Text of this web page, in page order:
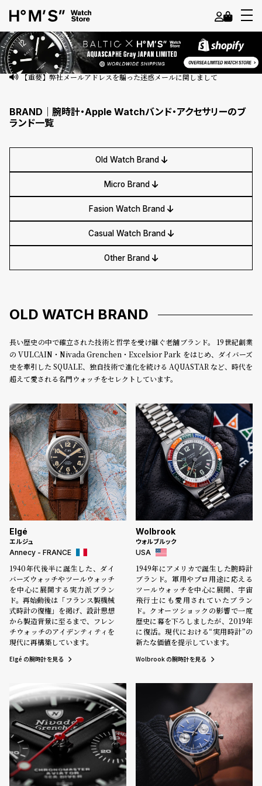
よ
う
こ
ゲ
ト
グ
ン
会
登
#Tags
ッ
ク
ア
ッ
プ
ル
ウ
ォ
ッ
チ
ニ
ュ
ヴ
ィ
ヴ
ィ
ア
ン
ス
ト
ウ
ッ
ド
ク
ノ
【重要】弊社メールアドレスを騙った迷惑メールに関しまして
BRAND｜腕時計・Apple Watchバンド・アクセサリーのブ
ランド一覧
Old Watch Brand
Micro Brand
Fasion Watch Brand
Casual Watch Brand
Other Brand
OLD WATCH BRAND
長い歴史の中で確立された技術と哲学を受け継ぐ老舗ブランド。 19世紀創業
の VULCAIN・Nivada Grenchen・Excelsior Park をはじめ、ダイバーズ
史を牽引した SQUALE、独自技術で進化を続ける AQUASTAR など、時代を
超えて愛される名門ウォッチをセレクトしています。
Elgé
エルジュ
Annecy - FRANCE
1940年代後半に誕生した、ダイ
バーズウォッチやツールウォッチ
を中心に展開する実力派ブラン
ド。再始動後は「フランス製機械
式時計の復権」を掲げ、設計思想
から製造背景に至るまで、フレン
チウォッチのアイデンティティを
現代に再構築しています。
Elgé の腕時計を見る
Wolbrook
ウォルブルック
USA
1949年にアメリカで誕生した腕時計
ブランド。軍用やプロ用途に応える
ツールウォッチを中心に展開、宇宙
飛行士にも愛用されていたブラン
ド。クオーツショックの影響で一度
歴史に幕を下ろしましたが、2019年
に復活。現代における“実用時計”の
新たな価値を提示しています。
Wolbrook の腕時計を見る